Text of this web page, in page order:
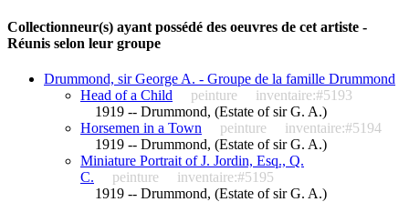
Collectionneur(s) ayant possédé des oeuvres de cet artiste -
Réunis selon leur groupe
Drummond, sir George A. - Groupe de la famille Drummond
Head of a Child
peinture
inventaire:#5193
1919 -- Drummond, (Estate of sir G. A.)
Horsemen in a Town
peinture
inventaire:#5194
1919 -- Drummond, (Estate of sir G. A.)
Miniature Portrait of J. Jordin, Esq., Q.
C.
peinture
inventaire:#5195
1919 -- Drummond, (Estate of sir G. A.)